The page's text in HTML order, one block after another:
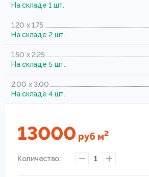
На складе 1 шт.
1.20 x 1.75
На складе 2 шт.
1.50 x 2.25
На складе 5 шт.
2.00 x 3.00
На складе 4 шт.
13000 руб м2
Количество: 1